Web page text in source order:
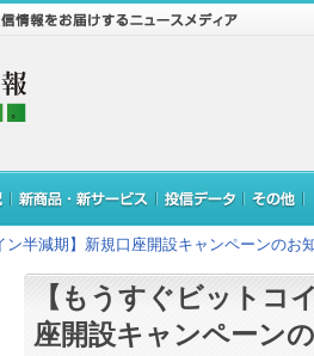
ン半減期】新規口座開設キャンペーンのお
【もうすぐビットコ
座開設キャンペーン